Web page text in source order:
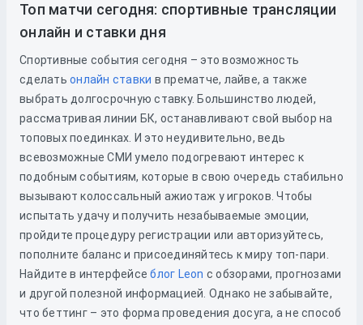
Топ матчи сегодня: спортивные трансляции
онлайн и ставки дня
Спортивные события сегодня – это возможность
сделать онлайн ставки в прематче, лайве, а также
выбрать долгосрочную ставку. Большинство людей,
рассматривая линии БК, останавливают свой выбор на
топовых поединках. И это неудивительно, ведь
всевозможные СМИ умело подогревают интерес к
подобным событиям, которые в свою очередь стабильно
вызывают колоссальный ажиотаж у игроков. Чтобы
испытать удачу и получить незабываемые эмоции,
пройдите процедуру регистрации или авторизуйтесь,
пополните баланс и присоединяйтесь к миру топ-пари.
Найдите в интерфейсеблог Leon с обзорами, прогнозами
и другой полезной информацией. Однако не забывайте,
что беттинг – это форма проведения досуга, а не способ